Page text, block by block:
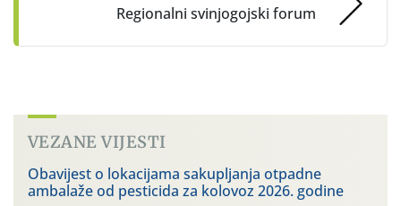
Regionalni svinjogojski forum
VEZANE VIJESTI
Obavijest o lokacijama sakupljanja otpadne
ambalaže od pesticida za kolovoz 2026. godine